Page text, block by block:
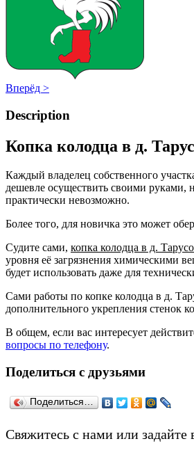
Вперёд >
Description
Копка колодца в д.
Каждый владелец собственного
дешевле осуществить своими руками,
практически невозможно.
Более того, для новичка это может
Судите сами, копка колодца в д.
уровня её загрязнения химическими
будет использовать даже для
Сами работы по копке колодца в д.
дополнительного укрепления стенок
В общем, если вас интересует
вопросы по телефону.
Поделиться с друзьями
Поделиться…
­Свяжитесь с нами или задайте